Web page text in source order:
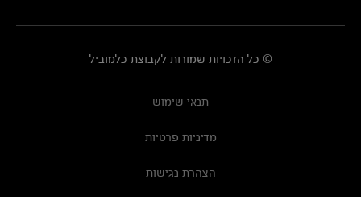
© כל הזכויות שמורות לקבוצת כלמוביל
תנאי שימוש
מדיניות פרטיות
הצהרת נגישות